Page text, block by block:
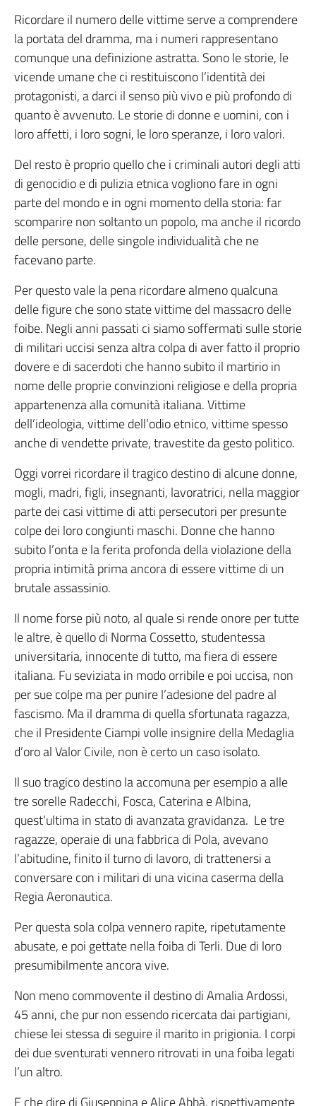
Ricordare il numero delle vittime serve a comprendere
la portata del dramma, ma i numeri rappresentano
comunque una definizione astratta. Sono le storie, le
vicende umane che ci restituiscono l’identità dei
protagonisti, a darci il senso più vivo e più profondo di
quanto è avvenuto. Le storie di donne e uomini, con i
loro affetti, i loro sogni, le loro speranze, i loro valori.
Del resto è proprio quello che i criminali autori degli atti
di genocidio e di pulizia etnica vogliono fare in ogni
parte del mondo e in ogni momento della storia: far
scomparire non soltanto un popolo, ma anche il ricordo
delle persone, delle singole individualità che ne
facevano parte.
Per questo vale la pena ricordare almeno qualcuna
delle figure che sono state vittime del massacro delle
foibe. Negli anni passati ci siamo soffermati sulle storie
di militari uccisi senza altra colpa di aver fatto il proprio
dovere e di sacerdoti che hanno subito il martirio in
nome delle proprie convinzioni religiose e della propria
appartenenza alla comunità italiana. Vittime
dell’ideologia, vittime dell’odio etnico, vittime spesso
anche di vendette private, travestite da gesto politico.
Oggi vorrei ricordare il tragico destino di alcune donne,
mogli, madri, figli, insegnanti, lavoratrici, nella maggior
parte dei casi vittime di atti persecutori per presunte
colpe dei loro congiunti maschi. Donne che hanno
subito l’onta e la ferita profonda della violazione della
propria intimità prima ancora di essere vittime di un
brutale assassinio.
Il nome forse più noto, al quale si rende onore per tutte
le altre, è quello di Norma Cossetto, studentessa
universitaria, innocente di tutto, ma fiera di essere
italiana. Fu seviziata in modo orribile e poi uccisa, non
per sue colpe ma per punire l’adesione del padre al
fascismo. Ma il dramma di quella sfortunata ragazza,
che il Presidente Ciampi volle insignire della Medaglia
d’oro al Valor Civile, non è certo un caso isolato.
Il suo tragico destino la accomuna per esempio a alle
tre sorelle Radecchi, Fosca, Caterina e Albina,
quest’ultima in stato di avanzata gravidanza. Le tre
ragazze, operaie di una fabbrica di Pola, avevano
l’abitudine, finito il turno di lavoro, di trattenersi a
conversare con i militari di una vicina caserma della
Regia Aeronautica.
Per questa sola colpa vennero rapite, ripetutamente
abusate, e poi gettate nella foiba di Terli. Due di loro
presumibilmente ancora vive.
Non meno commovente il destino di Amalia Ardossi,
45 anni, che pur non essendo ricercata dai partigiani,
chiese lei stessa di seguire il marito in prigionia. I corpi
dei due sventurati vennero ritrovati in una foiba legati
l’un altro.